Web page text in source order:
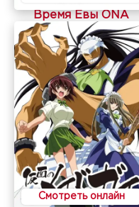
Время Евы ONA
Смотреть онлайн